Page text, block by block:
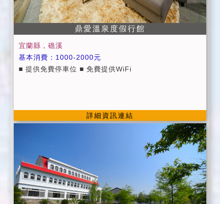
具備品；如需者，酌收300元） ＊.＊.包棟房客如要烤
肉需於訂房時告知並經民宿業者同意，且需另外酌收80
0元（提供烤肉用具、木碳、桌椅、碗盤、杯筷+場地清
竹籤等......）煩請自備。 為避免破壞環境清潔，請勿將
垃圾及食物任意丟棄，謝謝！ ＊＊烤肉活動非本民宿既
有的服務及營業事項，僅為配合"包棟房客"而給予之方
判入住當日天氣是否適宜烤肉，謝謝！ ＊＊．烤肉活
動，於晚上９點後煩請將說話聲及音樂聲降低，並於２
３點前結束，以免影響附近鄰居，謝謝！（如經勸導不
聽者，民宿業者有權終止烤肉活動，不便之處敬請見
諒！） (3)寢具被品我們會依季節不同做更換，如您個人
有需要另行增加備品，每條床被需加收300元之使用清
潔費。 (4)入住時請提供您的國民身份證或證件以便辦理
登記，同時請繳付住宿費餘款，謝謝。 (5)為維護住宿環
鼎愛溫泉度假行館
宜蘭縣，礁溪
基本消費：1000-2000元
■ 提供免費停車位 ■ 免費提供WiFi
詳細資訊連結